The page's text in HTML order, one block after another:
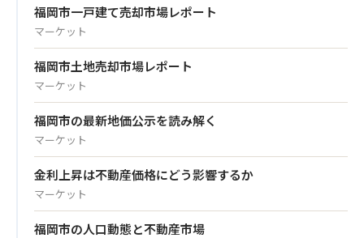
福岡市一戸建て売却市場レポート
マーケット
福岡市土地売却市場レポート
マーケット
福岡市の最新地価公示を読み解く
マーケット
金利上昇は不動産価格にどう影響するか
マーケット
福岡市の人口動態と不動産市場